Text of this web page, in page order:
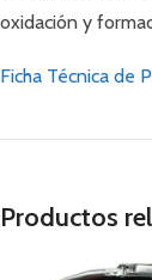
oxidación y
Ficha Técnica de
Productos